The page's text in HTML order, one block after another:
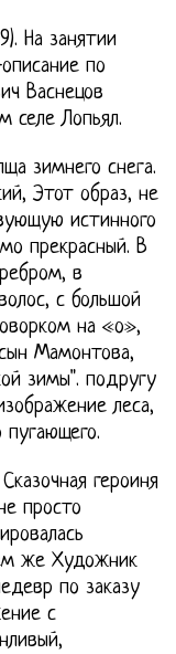
На занятии
по
Васнецов
селе Лопьял.
зимнего снега.
Этот образ, не
истинного
прекрасный. В
в
с большой
на «о»,
Мамонтова,
зимы". подругу
леса,
пугающего.
героиня
просто
же Художник
по заказу
с